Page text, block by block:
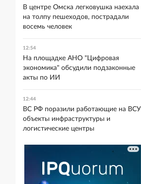
В центре Омска легковушка наехала
на толпу пешеходов, пострадали
восемь человек
12:54
На площадке АНО "Цифровая
экономика" обсудили подзаконные
акты по ИИ
12:44
ВС РФ поразили работающие на ВСУ
объекты инфраструктуры и
логистические центры